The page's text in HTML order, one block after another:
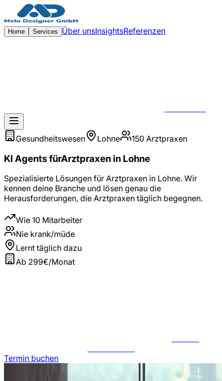
Zum Hauptinhalt springen
Home Services Über unsInsightsReferenzen
Gesundheitswesen Lohne 150 Arztpraxen
KI AgentsfürArztpraxen in Lohne
Spezialisierte Lösungen für Arztpraxen in Lohne. Wir
kennen deine Branche und lösen genau die
Herausforderungen, die Arztpraxen täglich begegnen.
Wie 10 Mitarbeiter
Nie krank/müde
Lernt täglich dazu
Ab 299€/Monat
Termin buchen